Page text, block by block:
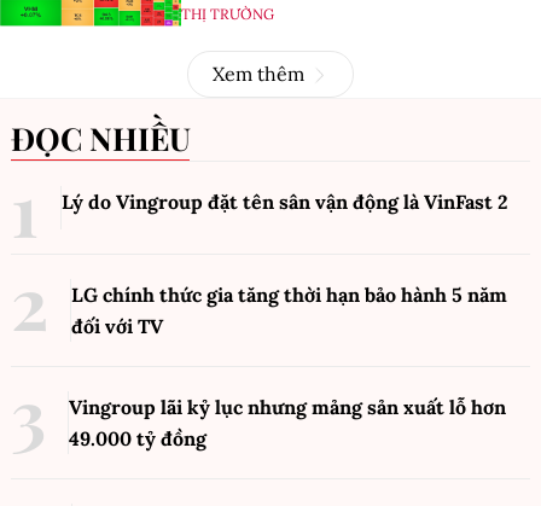
THỊ TRƯỜNG
Xem thêm
ĐỌC NHIỀU
Lý do Vingroup đặt tên sân vận động là VinFast 2
LG chính thức gia tăng thời hạn bảo hành 5 năm
đối với TV
Vingroup lãi kỷ lục nhưng mảng sản xuất lỗ hơn
49.000 tỷ đồng